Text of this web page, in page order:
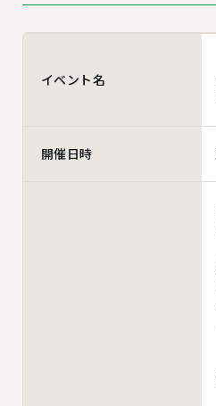
イベント名
開催日時